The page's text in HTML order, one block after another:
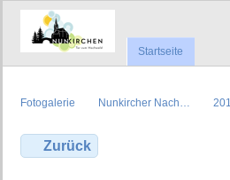
Startseite
Fotogalerie Nunkircher Nach…
Zurück